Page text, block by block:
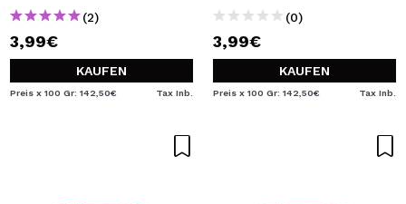
(2)
3,99€
KAUFEN
Preis x 100 Gr: 142,50€ Tax Inb.
(0)
3,99€
KAUFEN
Preis x 100 Gr: 142,50€ Tax Inb.